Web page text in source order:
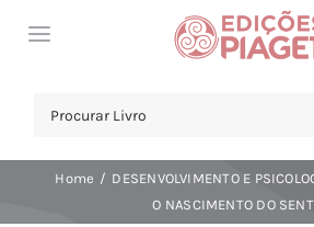
Toggle
Search
Home
DESENVOLVIMENTO E
O NASCIMENTO DO